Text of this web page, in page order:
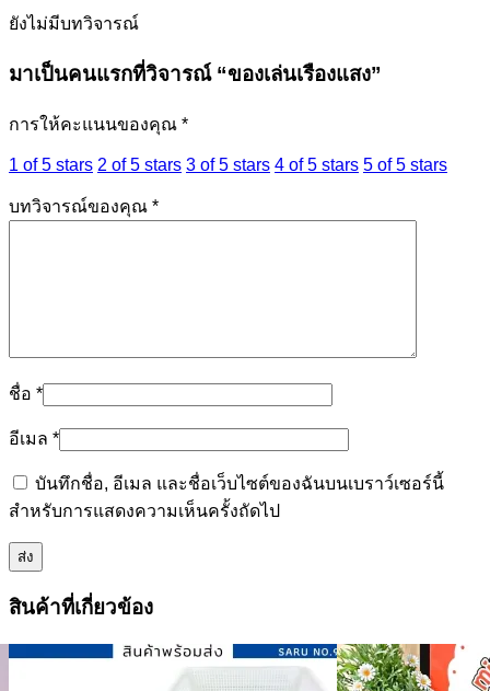
ยังไม่มีบทวิจารณ์
มาเป็นคนแรกที่วิจารณ์ “ของเล่นเรืองแสง”
การให้คะแนนของคุณ *
1 of 5 stars 2 of 5 stars 3 of 5 stars 4 of 5 stars 5 of 5 stars
บทวิจารณ์ของคุณ *
ชื่อ *
อีเมล *
บันทึกชื่อ, อีเมล และชื่อเว็บไซต์ของฉันบนเบราว์เซอร์นี้
สำหรับการแสดงความเห็นครั้งถัดไป
สินค้าที่เกี่ยวข้อง